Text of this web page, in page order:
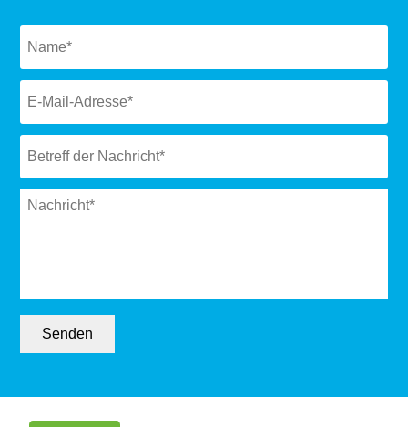
Naam *
Email *
Subject *
Message *
Senden